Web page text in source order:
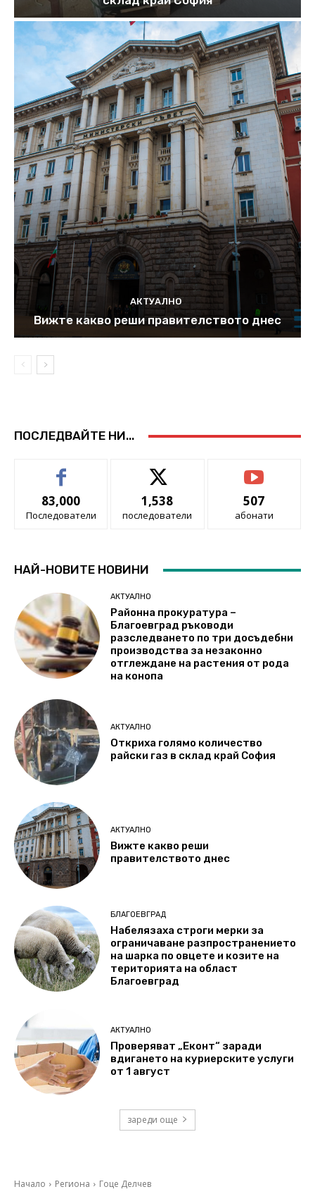
АКТУАЛНО
Вижте какво реши правителството днес
ПОСЛЕДВАЙТЕ НИ...
83,000
Последователи
1,538
последователи
507
абонати
НАЙ-НОВИТЕ НОВИНИ
АКТУАЛНО
Районна прокуратура –
Благоевград ръководи
разследването по три досъдебни
производства за незаконно
отглеждане на растения от рода
на конопа
АКТУАЛНО
Откриха голямо количество
райски газ в склад край София
АКТУАЛНО
Вижте какво реши
правителството днес
БЛАГОЕВГРАД
Набелязаха строги мерки за
ограничаване разпространението
на шарка по овцете и козите на
територията на област
Благоевград
АКТУАЛНО
Проверяват „Еконт“ заради
вдигането на куриерските услуги
от 1 август
зареди още